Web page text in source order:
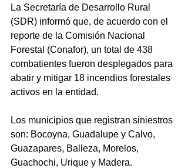
La Secretaría de Desarrollo Rural
(SDR) informó que, de acuerdo con el
reporte de la Comisión Nacional
Forestal (Conafor), un total de 438
combatientes fueron desplegados para
abatir y mitigar 18 incendios forestales
activos en la entidad.
Los municipios que registran siniestros
son: Bocoyna, Guadalupe y Calvo,
Guazapares, Balleza, Morelos,
Guachochi, Urique y Madera.